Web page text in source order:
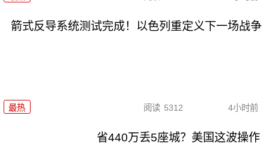
箭式反导系统测试完成！以色列重定义下一场战争
最热 阅读 5312 4小时前
省440万丢5座城？美国这波操作